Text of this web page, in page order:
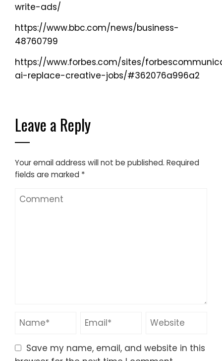
write-ads/
https://www.bbc.com/news/business-
48760799
https://www.forbes.com/sites/
ai-replace-creative-jobs/#362076a996a2
Leave a Reply
Your email address will not be published. Required
fields are marked *
Save my name, email, and website in this